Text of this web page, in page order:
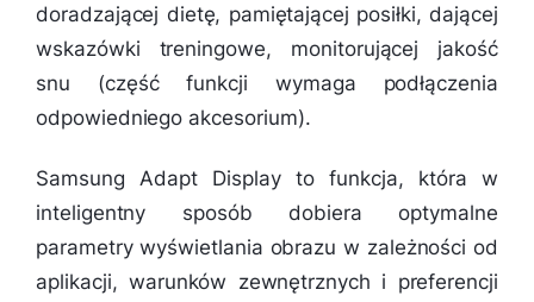
doradzającej dietę, pamiętającej posiłki, dającej
wskazówki treningowe, monitorującej jakość
snu (część funkcji wymaga podłączenia
odpowiedniego akcesorium).
Samsung Adapt Display to funkcja, która w
inteligentny sposób dobiera optymalne
parametry wyświetlania obrazu w zależności od
aplikacji, warunków zewnętrznych i preferencji